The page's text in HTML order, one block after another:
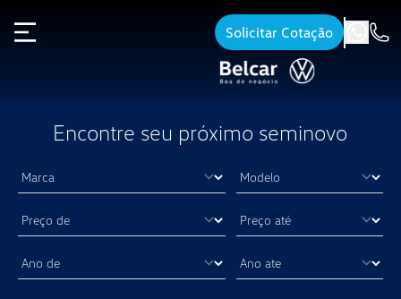
Solicitar Cotação
Encontre seu próximo seminovo